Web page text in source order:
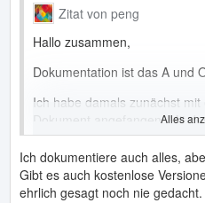
Zitat von peng
Hallo zusammen,
Dokumentation ist das A und
Ich habe damals zunächst
Dokument angefangen. Mit
umständlich und ich habe für
(Confluence). Wenn man
machen muss, spart das
man indirekt gezwungen das
Alles
Ich dokumentiere auch alles,
Gibt es auch kostenlose
ehrlich gesagt noch nie gedacht.